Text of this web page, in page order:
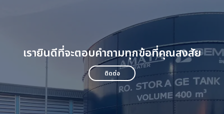
เรายินดีที่จะตอบคำถามทุกข้อที่คุณสงสัย
ติดต่อ